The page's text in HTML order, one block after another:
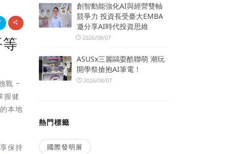
戰 -
握健
本地
保持
創智動能強化AI與經營雙軸
競爭力 投資長受臺大EMBA
邀分享AI時代投資思維
2026/08/07
ASUSx三麗鷗耍酷聯萌 潮玩
開學祭搶抱AI筆電！
2026/08/07
熱門標籤
國際發明展